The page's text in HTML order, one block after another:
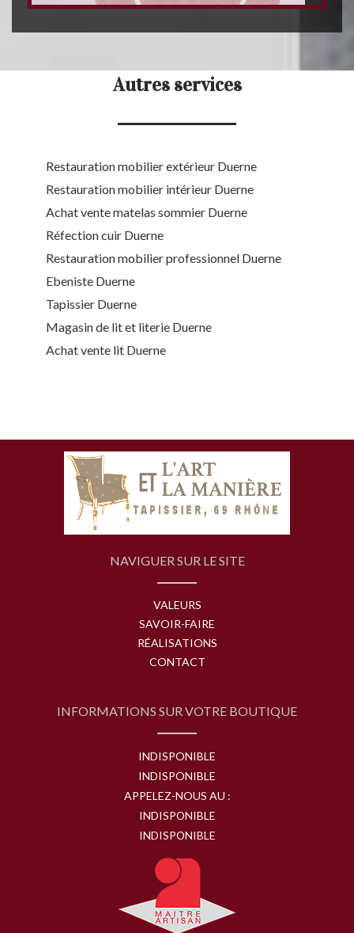
Autres services
Restauration mobilier extérieur Duerne
Restauration mobilier intérieur Duerne
Achat vente matelas sommier Duerne
Réfection cuir Duerne
Restauration mobilier professionnel Duerne
Ebeniste Duerne
Tapissier Duerne
Magasin de lit et literie Duerne
Achat vente lit Duerne
NAVIGUER SUR LE SITE
VALEURS
SAVOIR-FAIRE
RÉALISATIONS
CONTACT
INFORMATIONS SUR VOTRE BOUTIQUE
INDISPONIBLE
INDISPONIBLE
APPELEZ-NOUS AU :
INDISPONIBLE
INDISPONIBLE